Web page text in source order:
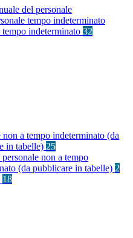
del personale
tempo indeterminato
tempo indeterminato 32
non a tempo indeterminato (da
in tabelle) 25
non a tempo
(da pubblicare in tabelle) 2
18